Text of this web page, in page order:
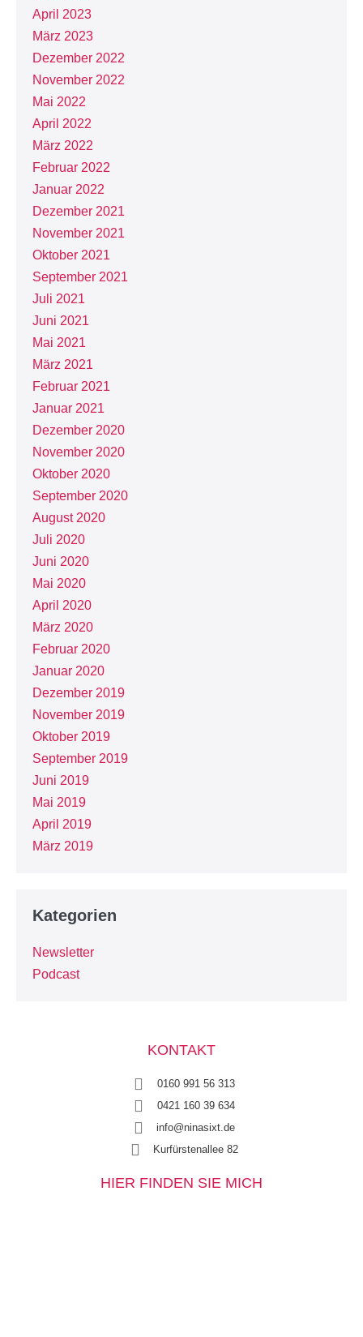
April 2023
März 2023
Dezember 2022
November 2022
Mai 2022
April 2022
März 2022
Februar 2022
Januar 2022
Dezember 2021
November 2021
Oktober 2021
September 2021
Juli 2021
Juni 2021
Mai 2021
März 2021
Februar 2021
Januar 2021
Dezember 2020
November 2020
Oktober 2020
September 2020
August 2020
Juli 2020
Juni 2020
Mai 2020
April 2020
März 2020
Februar 2020
Januar 2020
Dezember 2019
November 2019
Oktober 2019
September 2019
Juni 2019
Mai 2019
April 2019
März 2019
Kategorien
Newsletter
Podcast
KONTAKT
0160 991 56 313
0421 160 39 634
info@ninasixt.de
Kurfürstenallee 82
HIER FINDEN SIE MICH